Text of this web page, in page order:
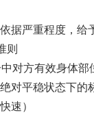
据严重程度，给
则
对方有效身体部
对平稳状态下的
速）